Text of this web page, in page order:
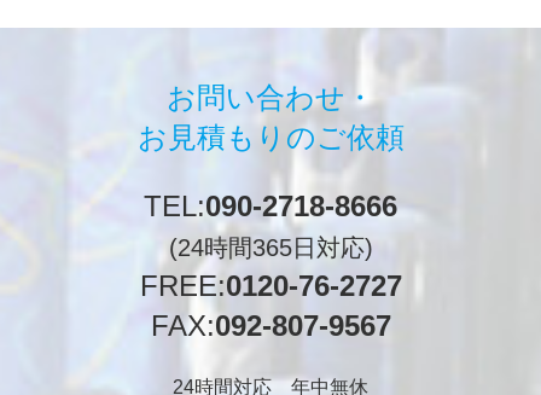
お問い合わせ・
お見積もりのご依頼
TEL:090-2718-8666
(24時間365日対応)
FREE:0120-76-2727
FAX:092-807-9567
24時間対応 年中無休